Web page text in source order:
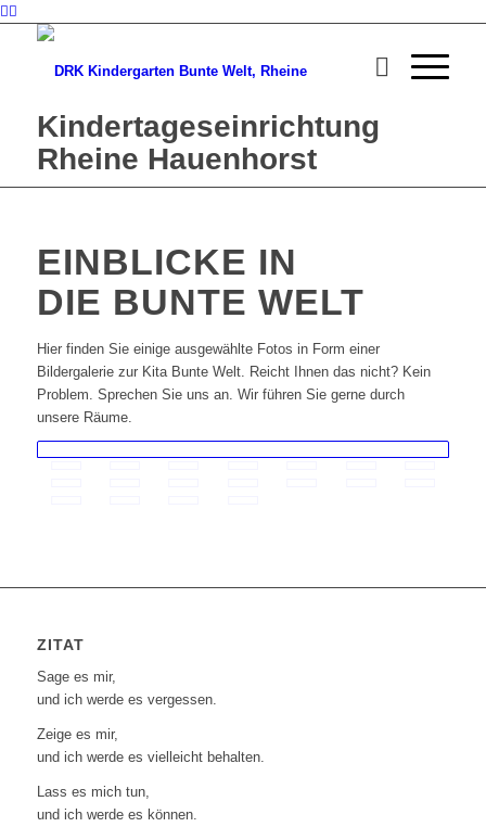
Kindertageseinrichtung
Rheine Hauenhorst
EINBLICKE IN
DIE BUNTE WELT
Hier finden Sie einige ausgewählte Fotos in Form einer
Bildergalerie zur Kita Bunte Welt. Reicht Ihnen das nicht? Kein
Problem. Sprechen Sie uns an. Wir führen Sie gerne durch
unsere Räume.
ZITAT
Sage es mir,
und ich werde es vergessen.
Zeige es mir,
und ich werde es vielleicht behalten.
Lass es mich tun,
und ich werde es können.